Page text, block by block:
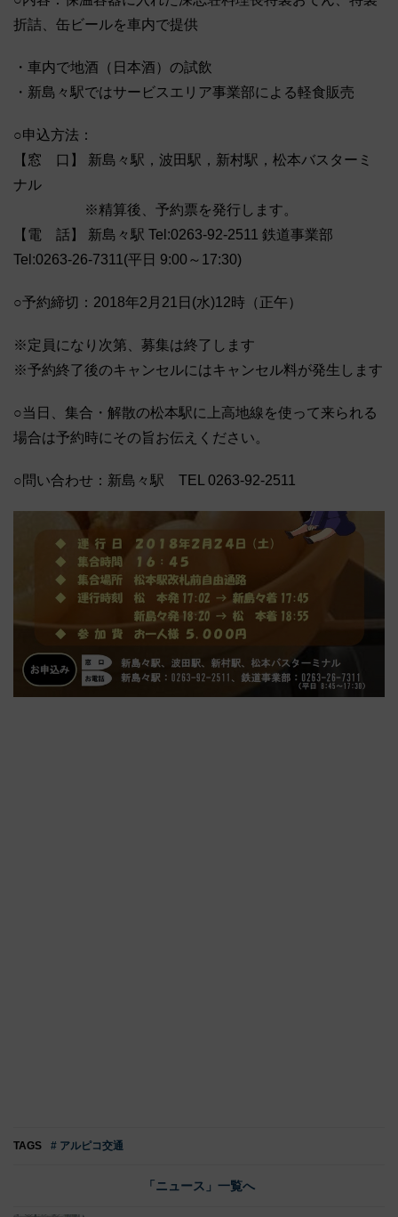
折詰、缶ビールを車内で提供
・車内で地酒（日本酒）の試飲
・新島々駅ではサービスエリア事業部による軽食販売
○申込方法：
【窓 口】 新島々駅，波田駅，新村駅，松本バスターミ
ナル
※精算後、予約票を発行します。
【電 話】 新島々駅 Tel:0263-92-2511 鉄道事業部
Tel:0263-26-7311(平日 9:00～17:30)
○予約締切：2018年2月21日(水)12時（正午）
※定員になり次第、募集は終了します
※予約終了後のキャンセルにはキャンセル料が発生します
○当日、集合・解散の松本駅に上高地線を使って来られる
場合は予約時にその旨お伝えください。
○問い合わせ：新島々駅 TEL 0263-92-2511
TAGS # アルピコ交通
「ニュース」一覧へ